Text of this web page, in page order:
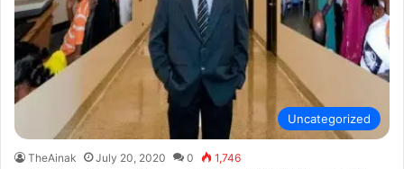
Uncategorized
TheAinak July 20, 2020 0 1,746